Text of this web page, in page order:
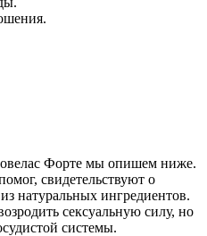
Форте мы опишем ниже.
свидетельствуют о
натуральных ингредиентов.
сексуальную силу, но
системы.